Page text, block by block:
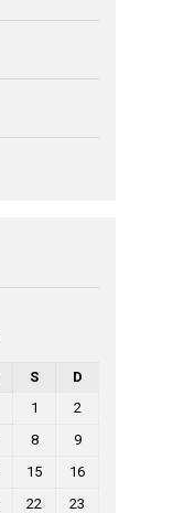
S
D
1
2
8
9
15
16
22
23